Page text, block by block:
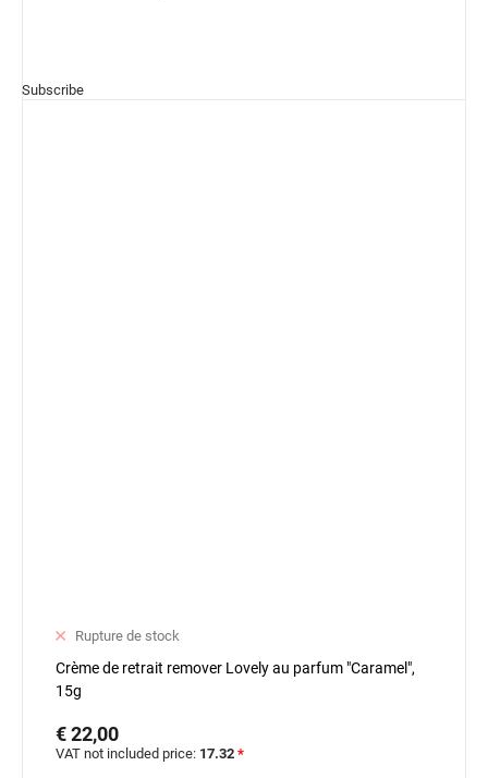
Subscribe
Rupture de stock
Crème de retrait remover Lovely au parfum "Caramel",
15g
€ 22,00
VAT not included price: 17.32 *